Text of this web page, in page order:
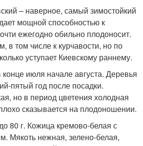
– наверное, самый зимостойкий
мощной способностью к
ежегодно обильно плодоносит.
в том числе к курчавости, но по
уступает Киевскому раннему.
июля начале августа. Деревья
пятый год после посадки.
но в период цветения холодная
сказывается на плодоношении.
80 г. Кожица кремово-белая с
Мякоть нежная, зелено-белая,